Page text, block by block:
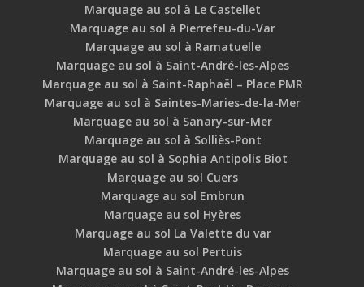
Marquage au sol à Le Castellet
Marquage au sol à Pierrefeu-du-Var
Marquage au sol à Ramatuelle
Marquage au sol à Saint-André-les-Alpes
Marquage au sol à Saint-Raphaël – Place PMR
Marquage au sol à Saintes-Maries-de-la-Mer
Marquage au sol à Sanary-sur-Mer
Marquage au sol à Solliès-Pont
Marquage au sol à Sophia Antipolis Biot
Marquage au sol Cuers
Marquage au sol Embrun
Marquage au sol Hyères
Marquage au sol La Valette du var
Marquage au sol Pertuis
Marquage au sol à Saint-André-les-Alpes